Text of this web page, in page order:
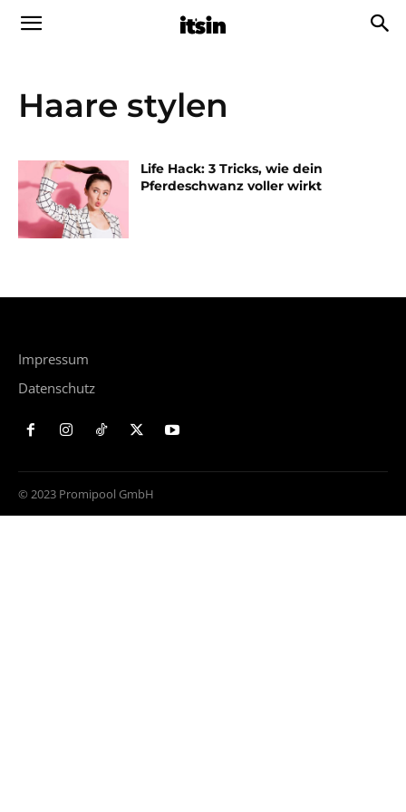
Haare stylen
Life Hack: 3 Tricks, wie dein
Pferdeschwanz voller wirkt
Impressum
Datenschutz
© 2023 Promipool GmbH